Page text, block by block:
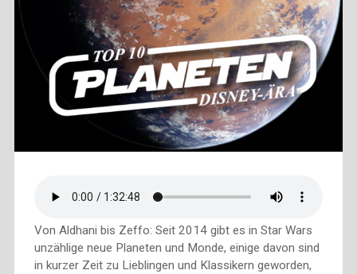
Von Aldhani bis Zeffo: Seit 2014 gibt es in Star Wars
unzählige neue Planeten und Monde, einige davon sind
in kurzer Zeit zu Lieblingen und Klassikern geworden,